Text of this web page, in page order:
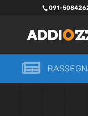
091-
